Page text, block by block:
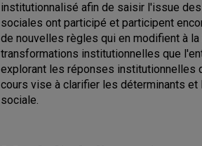
institutionnalisé afin de saisir l'issue
sociales ont participé et participent
de nouvelles règles qui en modifient à
transformations institutionnelles que
explorant les réponses institutionnelles
cours vise à clarifier les déterminants
sociale.